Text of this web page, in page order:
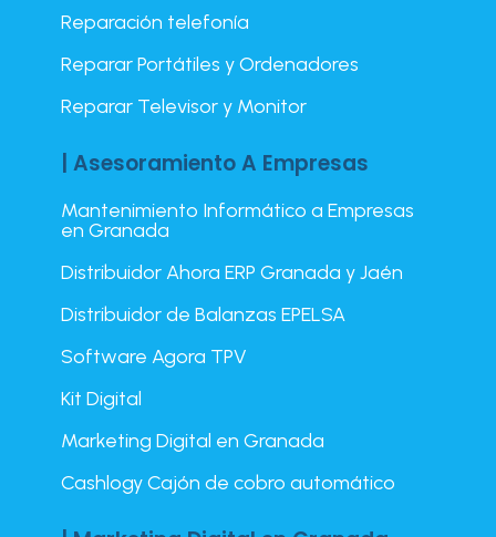
Reparación telefonía
Reparar Portátiles y Ordenadores
Reparar Televisor y Monitor
| Asesoramiento A Empresas
Mantenimiento Informático a Empresas
en Granada
Distribuidor Ahora ERP Granada y Jaén
Distribuidor de Balanzas EPELSA
Software Agora TPV
Kit Digital
Marketing Digital en Granada
Cashlogy Cajón de cobro automático